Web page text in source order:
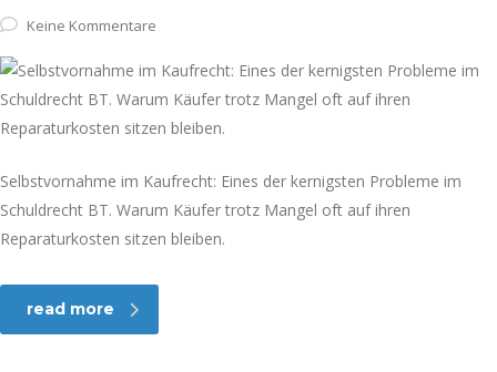
Keine Kommentare
Selbstvornahme im Kaufrecht: Eines der kernigsten Probleme im
Schuldrecht BT. Warum Käufer trotz Mangel oft auf ihren
Reparaturkosten sitzen bleiben.
read more